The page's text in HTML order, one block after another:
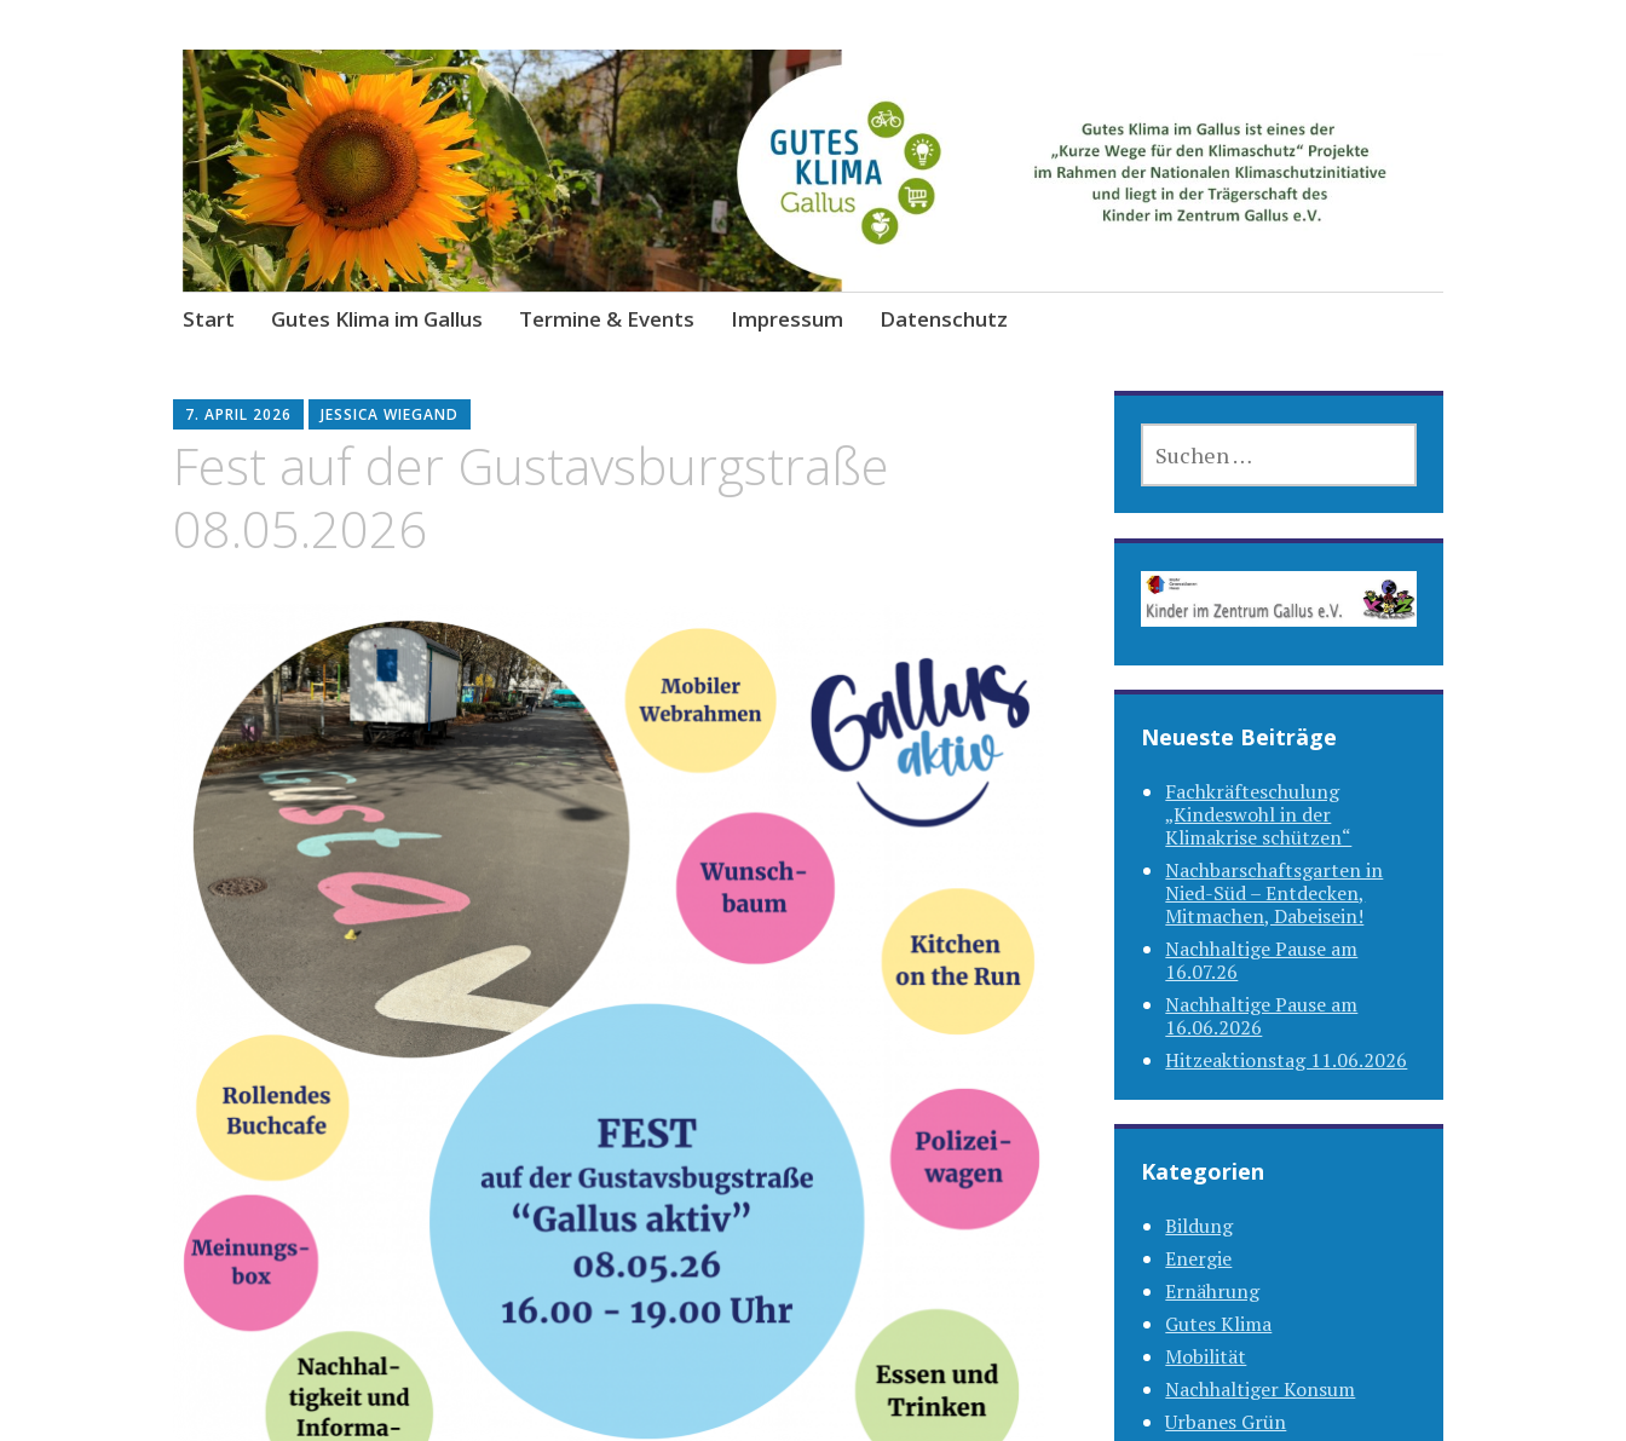
Gutes Klima im Gallus
Kurze Wege für den Klimaschutz
Zum
Start Gutes Klima im Gallus Termine & Events Impressum Datenschutz
7. APRIL 2026 JESSICA WIEGAND
Fest auf der Gustavsburgstraße
08.05.2026
NACH:
Neueste Beiträge
Fachkräfteschulung
„Kindeswohl in der
Klimakrise schützen“
Nachbarschaftsgarten in
Nied-Süd – Entdecken,
Mitmachen, Dabeisein!
Nachhaltige Pause am
16.07.26
Nachhaltige Pause am
16.06.2026
Hitzeaktionstag 11.06.2026
Kategorien
Bildung
Energie
Ernährung
Gutes Klima
Mobilität
Nachhaltiger Konsum
Urbanes Grün